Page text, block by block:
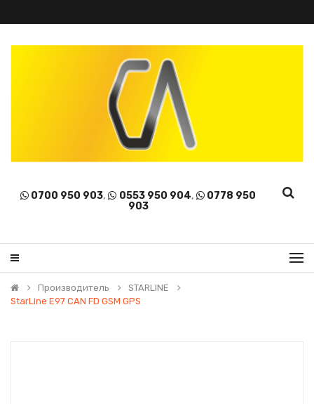
0700 950 903, 0553 950 904,
0778 950
903
Производитель
STARLINE
StarLine E97 CAN FD GSM GPS